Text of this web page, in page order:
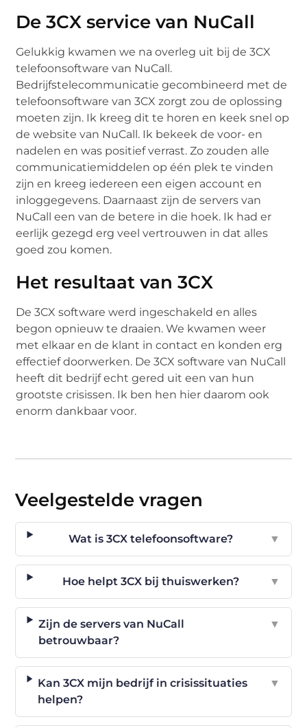
De 3CX service van NuCall
Gelukkig kwamen we na overleg uit bij de 3CX
telefoonsoftware van NuCall.
Bedrijfstelecommunicatie gecombineerd met de
telefoonsoftware van 3CX zorgt zou de oplossing
moeten zijn. Ik kreeg dit te horen en keek snel op
de website van NuCall. Ik bekeek de voor- en
nadelen en was positief verrast. Zo zouden alle
communicatiemiddelen op één plek te vinden
zijn en kreeg iedereen een eigen account en
inloggegevens. Daarnaast zijn de servers van
NuCall een van de betere in die hoek. Ik had er
eerlijk gezegd erg veel vertrouwen in dat alles
goed zou komen.
Het resultaat van 3CX
De 3CX software werd ingeschakeld en alles
begon opnieuw te draaien. We kwamen weer
met elkaar en de klant in contact en konden erg
effectief doorwerken. De 3CX software van NuCall
heeft dit bedrijf echt gered uit een van hun
grootste crisissen. Ik ben hen hier daarom ook
enorm dankbaar voor.
Veelgestelde vragen
Wat is 3CX telefoonsoftware? ▼
Hoe helpt 3CX bij thuiswerken? ▼
Zijn de servers van NuCall
betrouwbaar?
▼
Kan 3CX mijn bedrijf in crisissituaties
helpen?
▼